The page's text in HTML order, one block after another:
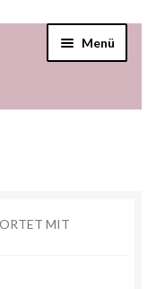
Menü
MIT